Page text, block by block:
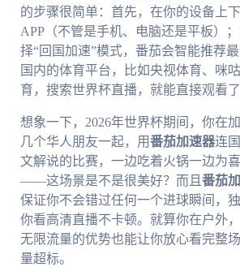
的步骤很简单：首先，在你的设备上
APP（不管是手机、电脑还是平板）
择“回国加速”模式，番茄会智能推荐
国内的体育平台，比如央视体育、咪
育，搜索世界杯直播，就能直接观看了
想象一下，2026年世界杯期间，你在
几个华人朋友一起，用番茄加速器连
文解说的比赛，一边吃着火锅一边为
——这场景是不是很美好？而且 番茄
保证你不会错过任何一个进球瞬间，
你看高清直播不卡顿。就算你在户外，
无限流量的优势也能让你放心看完整
量超标。